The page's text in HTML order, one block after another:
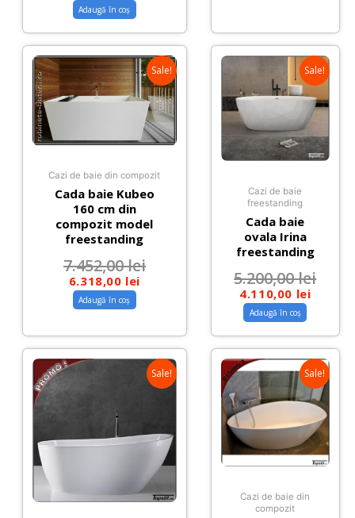
Adaugă în coș
Sale!
Cazi de baie din compozit
Cada baie Kubeo
160 cm din
compozit model
freestanding
7.452,00lei
6.318,00 lei
Adaugă în coș
Sale!
Cazi de baie
freestanding
Cada baie
ovala Irina
freestanding
5.200,00lei
4.110,00 lei
Adaugă în coș
Sale! Sale!
Cazi de baie din
compozit